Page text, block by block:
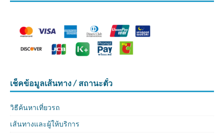
เช็คข้อมูลเส้นทาง / สถานะตั๋ว
วิธีค้นหาเที่ยวรถ
เส้นทางและผู้ให้บริการ